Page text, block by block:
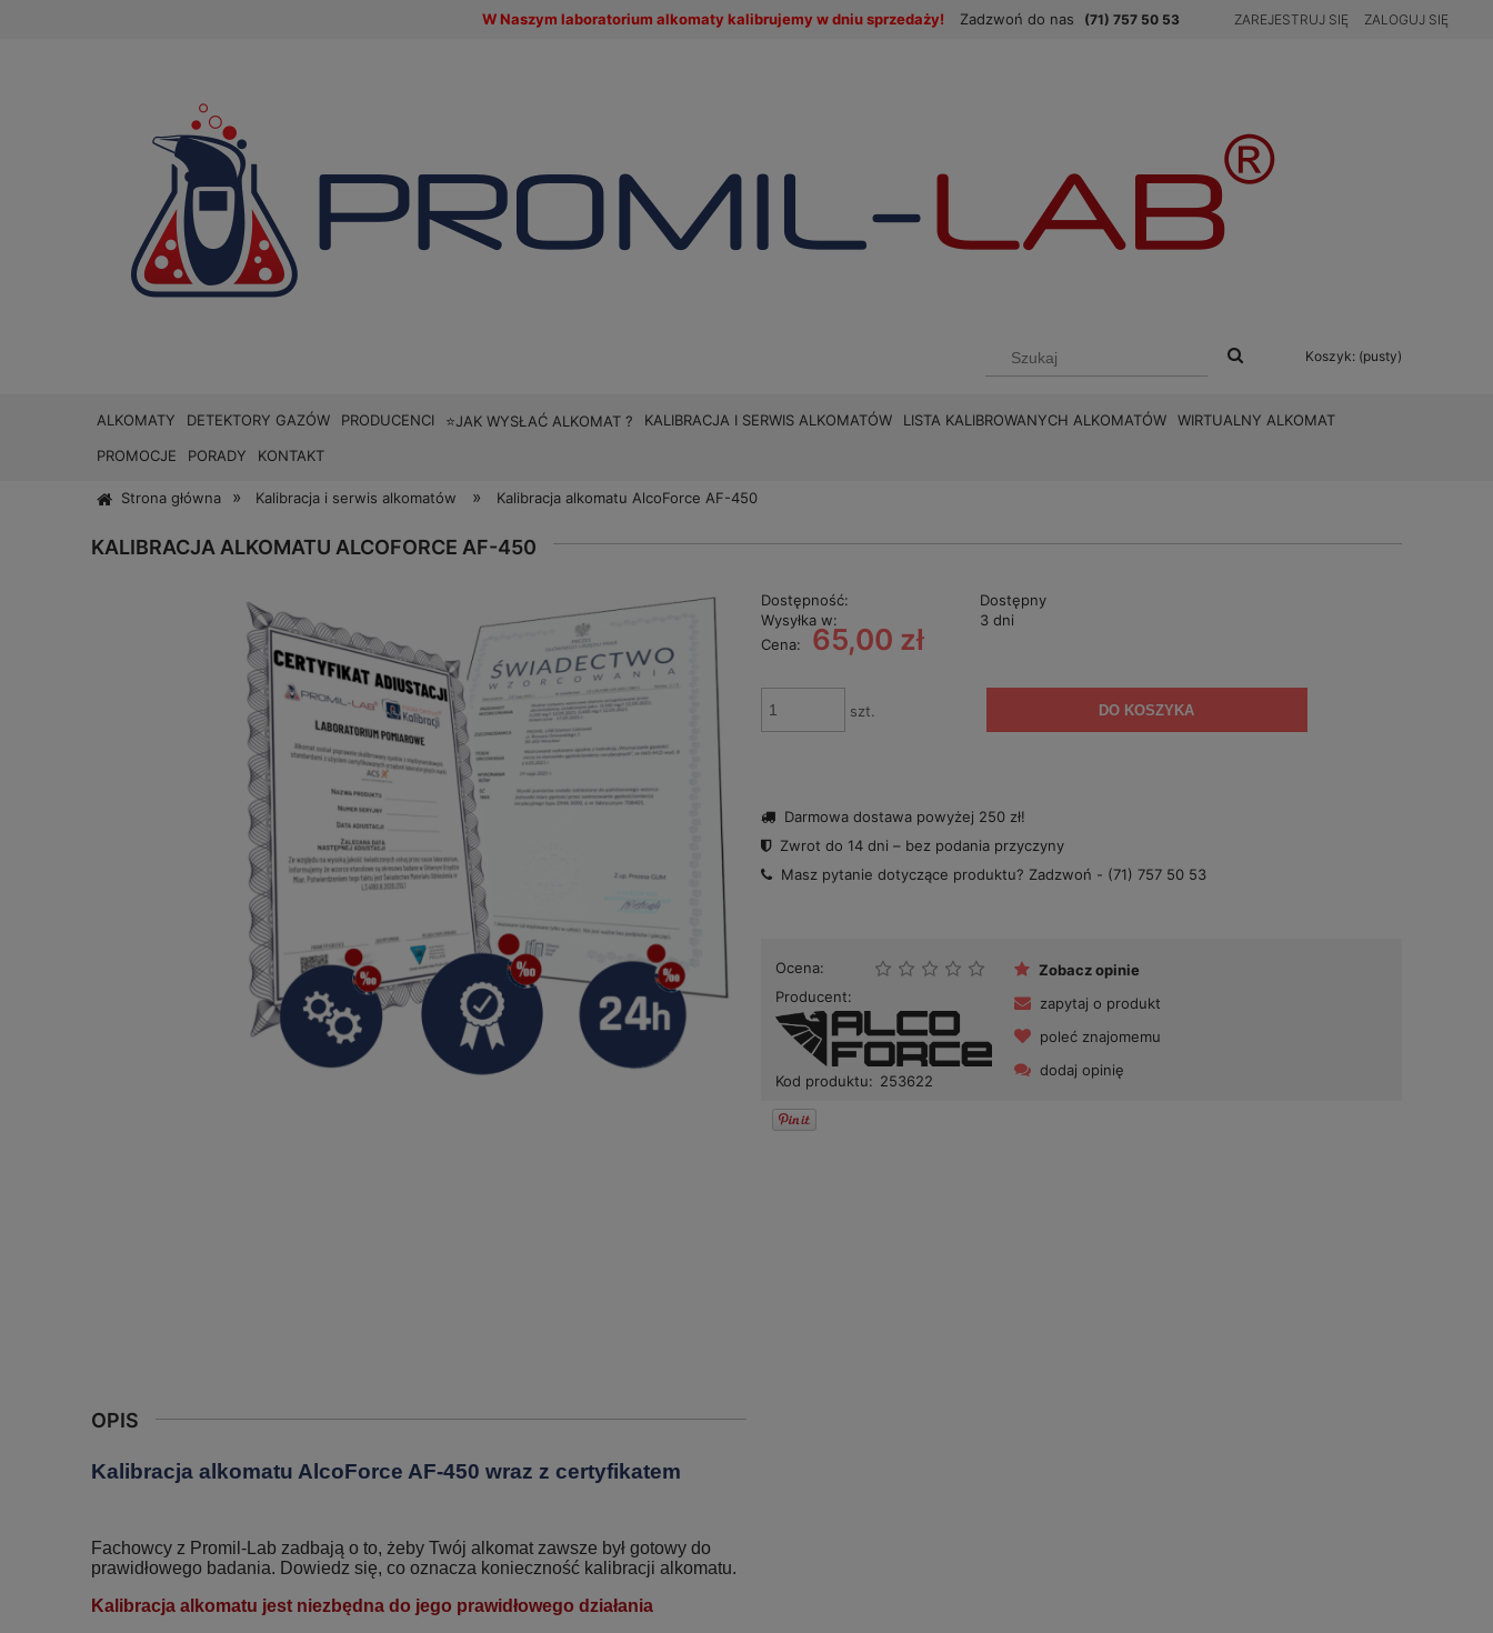
W Naszym laboratorium alkomaty kalibrujemy w dniu sprzedaży! Zadzwoń do nas (71) 757 50 53 ZAREJESTRUJ SIĘ ZALOGUJ SIĘ
Koszyk: (pusty)
ALKOMATY DETEKTORY GAZÓW PRODUCENCI ⭐JAK WYSŁAĆ ALKOMAT ? KALIBRACJA I SERWIS ALKOMATÓW LISTA KALIBROWANYCH ALKOMATÓW
WIRTUALNY ALKOMAT
PROMOCJE
PORADY KONTAKT
Strona główna » Kalibracja i serwis alkomatów » Kalibracja alkomatu AlcoForce AF-450
KALIBRACJA ALKOMATU ALCOFORCE AF-450
Dostępność:
Dostępny
Wysyłka w:
3 dni
Cena:
65,00 zł
szt. DO KOSZYKA
Darmowa dostawa powyżej 250 zł!
Zwrot do 14 dni – bez podania przyczyny
Masz pytanie dotyczące produktu? Zadzwoń - (71) 757 50 53
Ocena:
Producent:
Kod produktu: 253622
Zobacz opinie
zapytaj o produkt
poleć znajomemu
dodaj opinię
OPIS
Kalibracja alkomatu AlcoForce AF-450 wraz z certyfikatem
Fachowcy z Promil-Lab zadbają o to, żeby Twój alkomat zawsze był gotowy do
prawidłowego badania. Dowiedz się, co oznacza konieczność kalibracji alkomatu.
Kalibracja alkomatu jest niezbędna do jego prawidłowego działania